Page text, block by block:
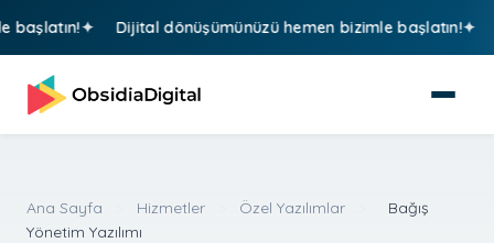
Dijital dönüşümünüzü hemen bizimle başlatın!
Ana Sayfa Hizmetler Özel Yazılımlar
Bağış
Yönetim Yazılımı